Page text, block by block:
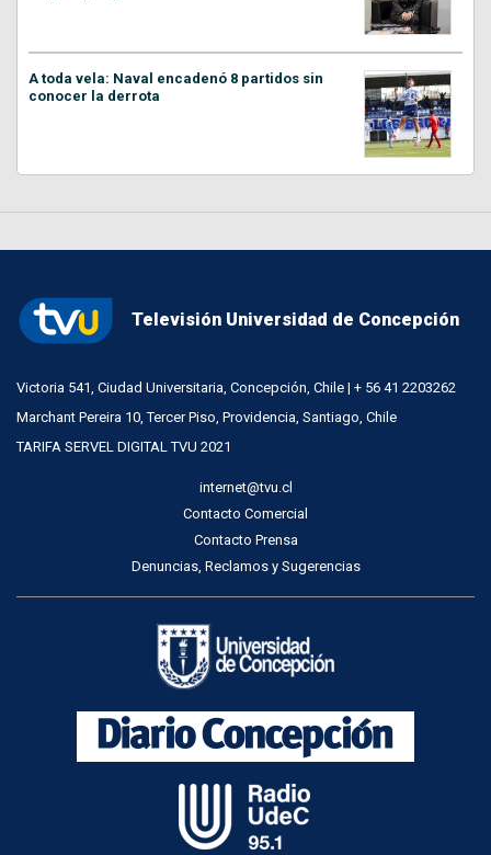
A toda vela: Naval encadenó 8 partidos sin
conocer la derrota
Televisión Universidad de Concepción
Victoria 541, Ciudad Universitaria, Concepción, Chile | + 56 41 2203262
Marchant Pereira 10, Tercer Piso, Providencia, Santiago, Chile
TARIFA SERVEL DIGITAL TVU 2021
internet@tvu.cl
Contacto Comercial
Contacto Prensa
Denuncias, Reclamos y Sugerencias